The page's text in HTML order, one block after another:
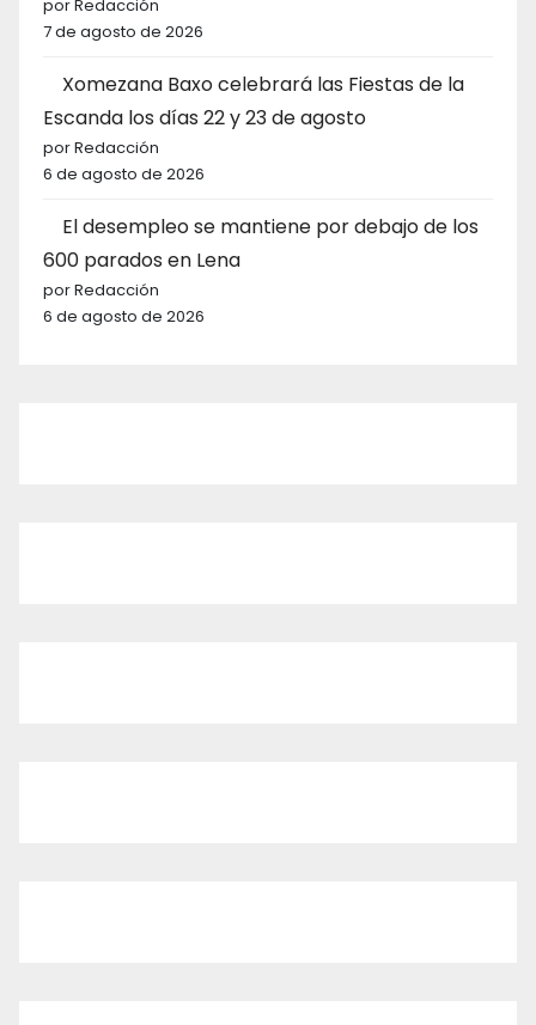
por Redacción
7 de agosto de 2026
Xomezana Baxo celebrará las Fiestas de la
Escanda los días 22 y 23 de agosto
por Redacción
6 de agosto de 2026
El desempleo se mantiene por debajo de los
600 parados en Lena
por Redacción
6 de agosto de 2026